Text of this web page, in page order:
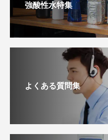
強酸性水特集
よくある質問集